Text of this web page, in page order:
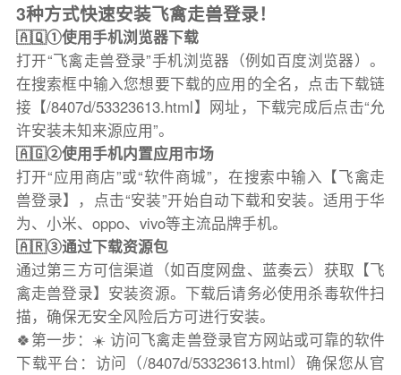
3种方式快速安装飞禽走兽登录！
🇦🇶①使用手机浏览器下载
打开“飞禽走兽登录”手机浏览器（例如百度浏览器）。
在搜索框中输入您想要下载的应用的全名，点击下载链
接【/8407d/53323613.html】网址，下载完成后点击“允
许安装未知来源应用”。
🇦🇬②使用手机内置应用市场
打开“应用商店”或“软件商城”，在搜索中输入【飞禽走
兽登录】，点击“安装”开始自动下载和安装。适用于华
为、小米、oppo、vivo等主流品牌手机。
🇦🇷③通过下载资源包
通过第三方可信渠道（如百度网盘、蓝奏云）获取【飞
禽走兽登录】安装资源。下载后请务必使用杀毒软件扫
描，确保无安全风险后方可进行安装。
🍀第一步：☀️ 访问飞禽走兽登录官方网站或可靠的软件
下载平台：访问（/8407d/53323613.html）确保您从官